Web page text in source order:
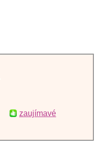
zaujímavé